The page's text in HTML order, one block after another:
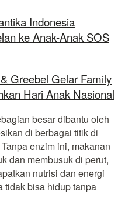
Indonesia
ke Anak-Anak SOS
Greebel Gelar Family
Hari Anak Nasional
besar dibantu oleh
di berbagai titik di
enzim ini, makanan
dan membusuk di perut,
nutrisi dan energi
tidak bisa hidup tanpa